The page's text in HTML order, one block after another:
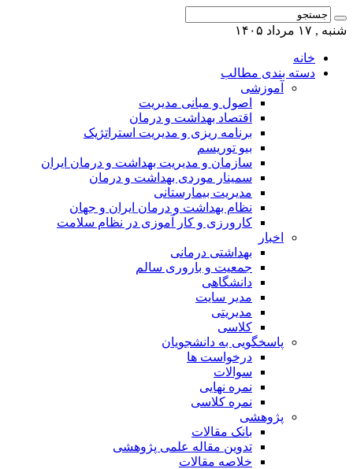
شنبه , ۱۷ مرداد ۱۴۰۵
خانه
دسته بندی مطالب
آموزشی
اصول و مبانی مدیریت
اقتصاد بهداشت و درمان
برنامه ریزی و مدیریت استراتژیک
بیو توریسم
سازمان و مدیریت بهداشت و درمان ایران
سمینار موردی بهداشت و درمان
مدیریت بیمارستانی
نظام بهداشت و درمان ایران و جهان
کارورزی و کار آموزی در نظام سلامت
اخبار
بهداشتی درمانی
جمعیت و باروری سالم
دانشگاهی
مدیر سایت
مدیریتی
کلاسی
پاسخگویی به دانشجویان
درخواست ها
سوالات
نمره نهایی
نمره کلاسی
پژوهشی
بانک مقالات
تدوین مقاله علمی پژوهشی
خلاصه مقالات